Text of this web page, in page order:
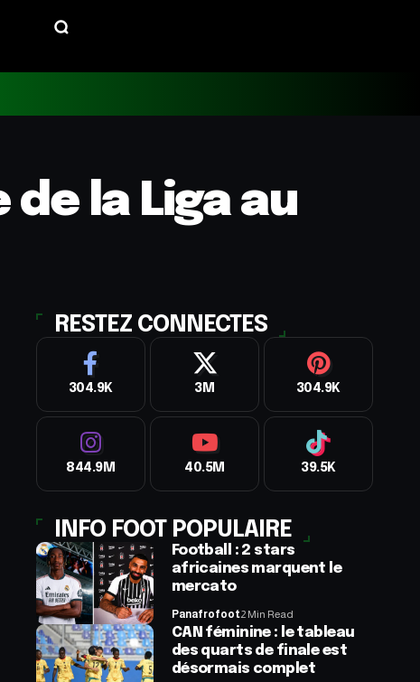
la Liga au
RESTEZ CONNECTES
304.9K 3M 304.9K
844.9M 40.5M 39.5K
INFO FOOT POPULAIRE
Football : 2 stars
africaines marquent le
mercato
Panafrofoot2 Min Read
CAN féminine : le tableau
des quarts de finale est
désormais complet